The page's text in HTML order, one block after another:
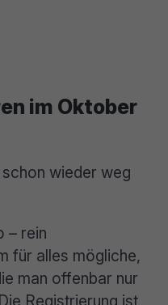
im Oktober
wieder weg
– rein
für alles mögliche,
man offenbar nur
Registrierung ist